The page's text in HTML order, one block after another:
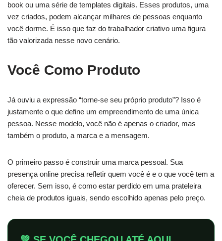
book ou uma série de templates digitais. Esses produtos, uma
vez criados, podem alcançar milhares de pessoas enquanto
você dorme. É isso que faz do trabalhador criativo uma figura
tão valorizada nesse novo cenário.
Você Como Produto
Já ouviu a expressão “torne-se seu próprio produto”? Isso é
justamente o que define um empreendimento de uma única
pessoa. Nesse modelo, você não é apenas o criador, mas
também o produto, a marca e a mensagem.
O primeiro passo é construir uma marca pessoal. Sua
presença online precisa refletir quem você é e o que você tem a
oferecer. Sem isso, é como estar perdido em uma prateleira
cheia de produtos iguais, sendo escolhido apenas pelo preço.